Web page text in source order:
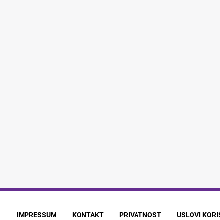
IMPRESSUM KONTAKT PRIVATNOST USLOVI